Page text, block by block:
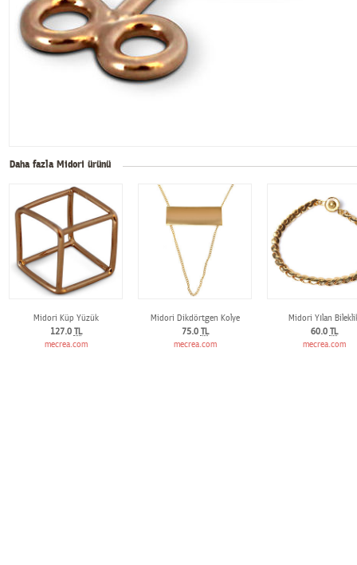
Daha fazla Midori ürünü
Midori Küp Yüzük
127.0 TL
mecrea.com
Midori Dikdörtgen Kolye
75.0 TL
mecrea.com
Midori Yılan
60.0 TL
mecrea.com